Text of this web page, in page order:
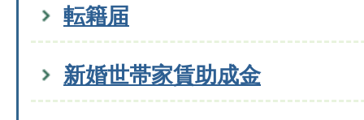
転籍届
新婚世帯家賃助成金